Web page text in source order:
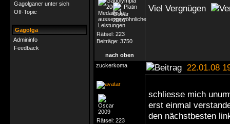
Gagolganer unter sich
Off-Topic
Gagolga
Admininfo
Feedback
Rätsel: 223
Beiträge: 3750
Viel Vergnügen
nach oben
zuckerkoma
22.01.08
Rätsel: 223
schliesse mich
erst einmal
den nächstbesten